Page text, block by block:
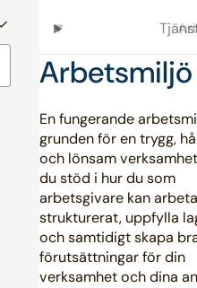
Arbetsmiljö
En fungerande
grunden för en trygg,
och lönsam
du stöd i hur du som
arbetsgivare kan arbeta
strukturerat, uppfylla
och samtidigt skapa
förutsättningar för din
verksamhet och dina